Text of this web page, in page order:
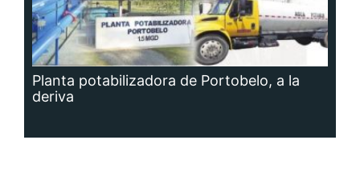
Planta potabilizadora de Portobelo, a la
deriva